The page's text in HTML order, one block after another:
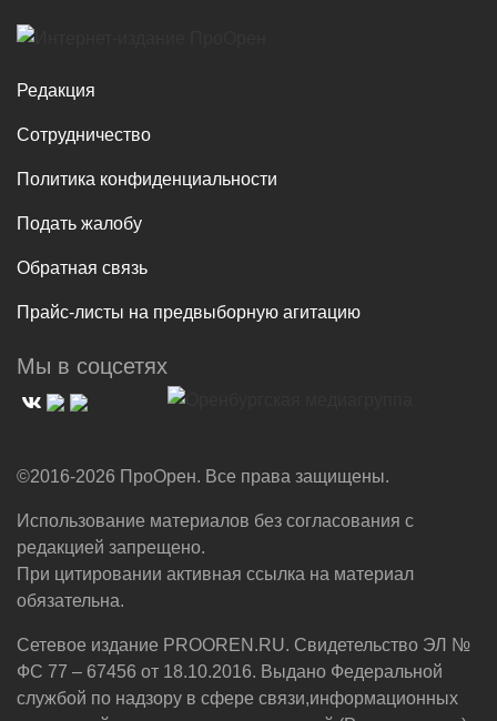
Редакция
Сотрудничество
Политика конфиденциальности
Подать жалобу
Обратная связь
Прайс-листы на предвыборную агитацию
Мы в соцсетях
©2016-2026 ПроОрен. Все права защищены.
Использование материалов без согласования с
редакцией запрещено.
При цитировании активная ссылка на материал
обязательна.
Сетевое издание PROOREN.RU. Свидетельство ЭЛ №
ФС 77 – 67456 от 18.10.2016. Выдано Федеральной
службой по надзору в сфере связи,информационных